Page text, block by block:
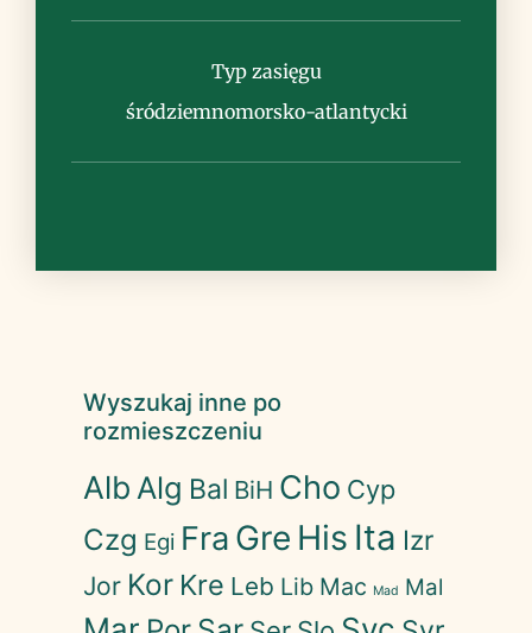
Typ zasięgu
śródziemnomorsko-atlantycki
Wyszukaj inne po
rozmieszczeniu
Alb Alg Bal BiH Cho Cyp
Czg Egi Fra Gre His Ita Izr
Jor Kor Kre Leb Lib Mac Mad Mal